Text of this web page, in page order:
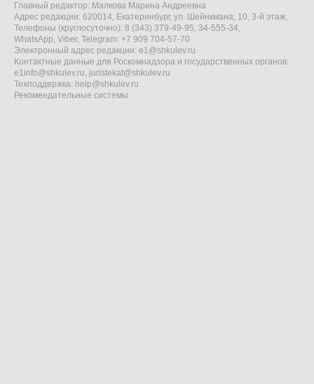
Главный редактор: Малкова Марина Андреевна
Адрес редакции: 620014, Екатеринбург, ул. Шейнкмана, 10, 3-й этаж,
Телефоны (круглосуточно): 8 (343) 379-49-95, 34-555-34,
WhatsApp, Viber, Telegram: +7 909 704-57-70
Электронный адрес редакции: e1@shkulev.ru
Контактные данные для Роскомнадзора и государственных органов:
e1info@shkulev.ru, juristekat@shkulev.ru
Техподдержка: help@shkulev.ru
Рекомендательные системы